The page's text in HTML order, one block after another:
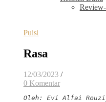
Puisi
Rasa
12/03/2023 /
0 Komentar
Oleh: Evi Alfai